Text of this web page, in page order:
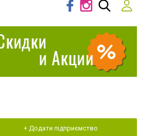
+ Додати підприємство